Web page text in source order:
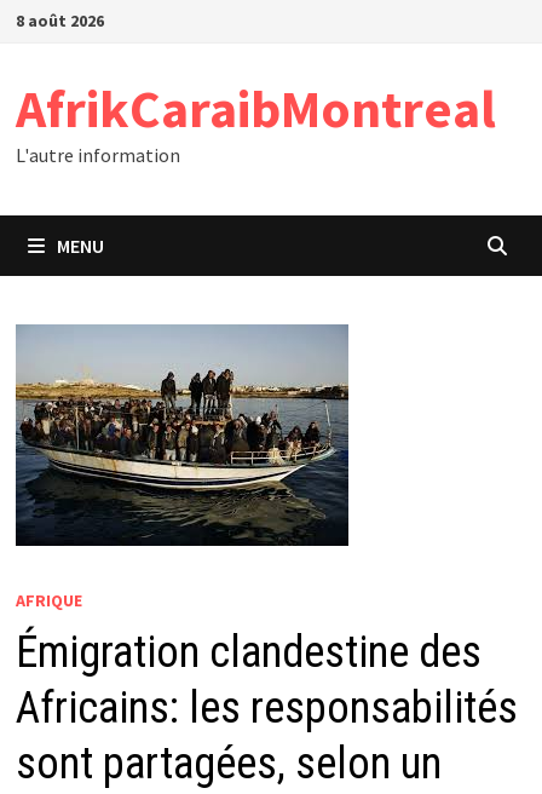
Passer
8 août 2026
AfrikCaraibMontreal
L'autre information
MENU
AFRIQUE
Émigration clandestine des
Africains: les responsabilités
sont partagées, selon un